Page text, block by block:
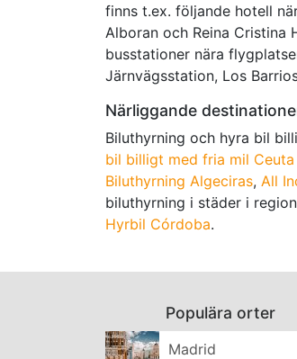
finns t.ex. följande hotell
Alboran och Reina Cristina
busstationer nära
Järnvägsstation, Los
Närliggande
Biluthyrning och hyra bil
bil billigt med fria mil
Biluthyrning Algeciras, All
biluthyrning i städer i
Hyrbil Córdoba.
Populära orter
Madrid